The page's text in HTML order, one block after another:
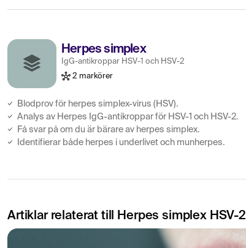
Herpes simplex
IgG-antikroppar HSV-1 och HSV-2
2 markörer
Blodprov för herpes simplex-virus (HSV).
Analys av Herpes IgG-antikroppar för HSV-1 och HSV-2.
Få svar på om du är bärare av herpes simplex.
Identifierar både herpes i underlivet och munherpes.
Artiklar relaterat till Herpes simplex HSV-2